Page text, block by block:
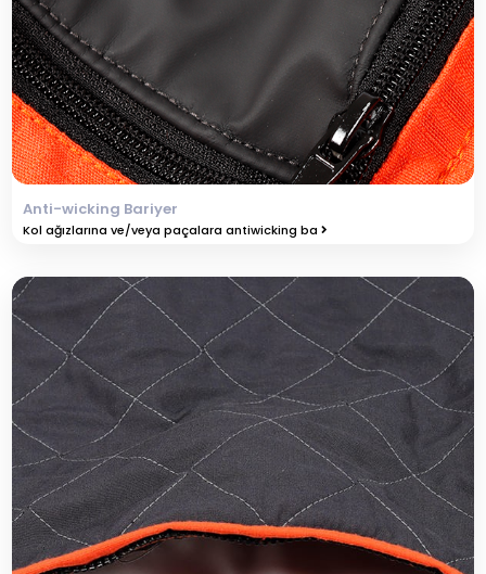
Anti-wicking Bariyer
Kol ağızlarına ve/veya paçalara antiwicking ba